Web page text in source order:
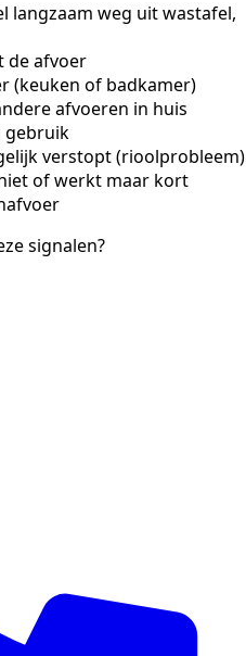
langzaam weg uit wastafel,
de afvoer
(keuken of badkamer)
afvoeren in huis
gebruik
verstopt (rioolprobleem)
of werkt maar kort
signalen?